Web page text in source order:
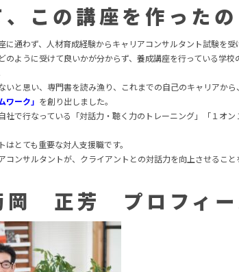
、この講座を作ったの
通わず、人材育成経験からキャリアコンサルタント試験を
のように受けて良いかが分からず、養成講座を行っている学
いと思い、専門書を読み漁り、これまでの自己のキャリアから、
ワーク」 を創り出しました。
社で行なっている「対話力・聴く力のトレーニング」「１オ
とても重要な対人支援職です。
コンサルタントが、クライアントとの対話力を向上させること
正芳 プロフィー